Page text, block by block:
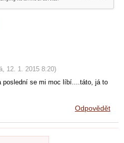
, 12. 1. 2015 8:20)
poslední se mi moc líbí....táto, já to
Odpovědět